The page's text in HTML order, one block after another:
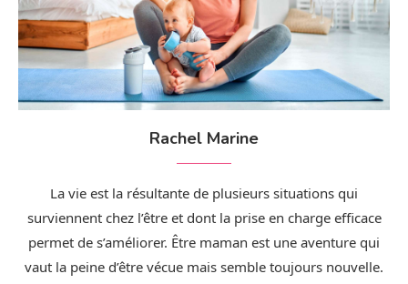
Rachel Marine
La vie est la résultante de plusieurs situations qui
surviennent chez l’être et dont la prise en charge efficace
permet de s’améliorer. Être maman est une aventure qui
vaut la peine d’être vécue mais semble toujours nouvelle.